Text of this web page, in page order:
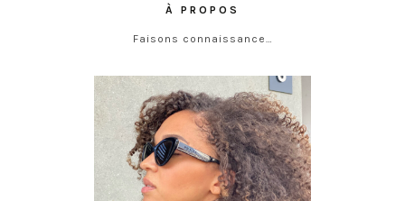
À PROPOS
Faisons connaissance…